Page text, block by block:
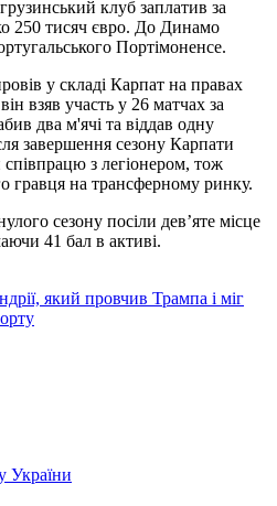
клуб заплатив за
250 тисяч євро. До Динамо
Портімоненсе.
у складі Карпат на правах
взяв участь у 26 матчах за
два м'ячі та віддав одну
завершення сезону Карпати
з легіонером, тож
гравця на трансферному ринку.
сезону посіли девʼяте місце
41 бал в активі.
який провчив Трампа і міг
України